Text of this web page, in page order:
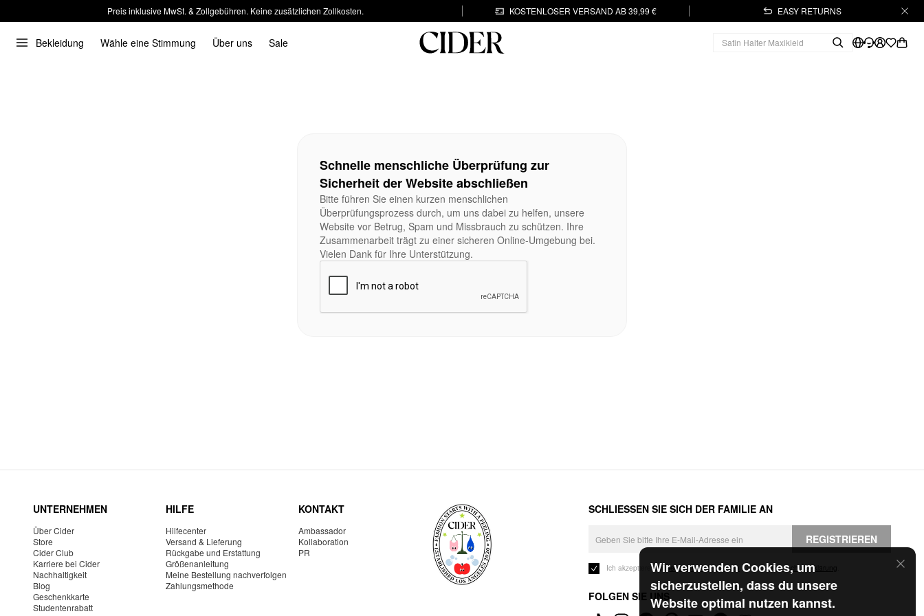
Preis inklusive MwSt. & Zollgebühren. Keine zusätzlichen Zollkosten. KOSTENLOSER VERSAND AB 39,99 € EASY RETURNS
Bekleidung Wähle eine Stimmung Über uns Sale
Wir verwenden Cookies, um
sicherzustellen, dass du unsere
Website optimal nutzen kannst.
Schnelle menschliche Überprüfung zur
Sicherheit der Website abschließen
Bitte führen Sie einen kurzen menschlichen
Überprüfungsprozess durch, um uns dabei zu helfen, unsere
Website vor Betrug, Spam und Missbrauch zu schützen. Ihre
Zusammenarbeit trägt zu einer sicheren Online-Umgebung bei.
Vielen Dank für Ihre Unterstützung.
UNTERNEHMEN
Über Cider
Store
Cider Club
Karriere bei Cider
Nachhaltigkeit
Blog
Geschenkkarte
Studentenrabatt
HILFE
Hilfecenter
Versand & Lieferung
Rückgabe und Erstattung
Größenanleitung
Meine Bestellung nachverfolgen
Zahlungsmethode
KONTAKT
Ambassador
Kollaboration
PR
SCHLIESSEN SIE SICH DER FAMILIE AN
REGISTRIEREN
Ich akzeptiere dieGeschäftsbedingungen und die Datenschutzerklärung
FOLGEN SIE UNS